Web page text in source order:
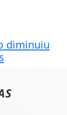
diminuiu